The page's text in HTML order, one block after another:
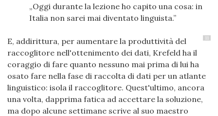
Oggi durante la lezione ho capito una cosa: in
Italia non sarei mai diventato linguista.
11
E, addirittura, per aumentare la produttività del
raccoglitore nell'ottenimento dei dati, Krefeld ha il
coraggio di fare quanto nessuno mai prima di lui ha
osato fare nella fase di raccolta di dati per un atlante
linguistico: isola il raccoglitore. Quest'ultimo, ancora
una volta, dapprima fatica ad accettare la soluzione,
ma dopo alcune settimane scrive al suo maestro